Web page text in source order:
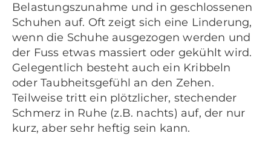
Belastungszunahme und in geschlossenen
Schuhen auf. Oft zeigt sich eine Linderung,
wenn die Schuhe ausgezogen werden und
der Fuss etwas massiert oder gekühlt wird.
Gelegentlich besteht auch ein Kribbeln
oder Taubheitsgefühl an den Zehen.
Teilweise tritt ein plötzlicher, stechender
Schmerz in Ruhe (z.B. nachts) auf, der nur
kurz, aber sehr heftig sein kann.